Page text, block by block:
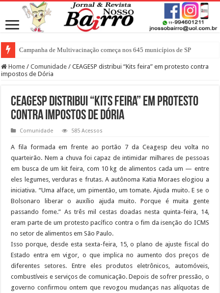
Campanha de Multivacinação começa nos 645 municípios de SP
Home / Comunidade / CEAGESP distribui “Kits feira” em protesto contra
impostos de Dória
CEAGESP distribui “Kits feira” em protesto
contra impostos de Dória
Comunidade 585 Acessos
A fila formada em frente ao portão 7 da Ceagesp deu volta no
quarteirão. Nem a chuva foi capaz de intimidar milhares de pessoas
em busca de um kit feira, com 10 kg de alimentos cada um — entre
eles legumes, verduras e frutas. A autônoma Katia Moraes elogiou a
iniciativa. “Uma alface, um pimentão, um tomate. Ajuda muito. E se o
Bolsonaro liberar o auxílio ajuda muito. Porque é muita gente
passando fome.” As três mil cestas doadas nesta quinta-feira, 14,
eram parte de um protesto pacífico contra o fim da isenção do ICMS
no setor de alimentos em São Paulo.
Isso porque, desde esta sexta-feira, 15, o plano de ajuste fiscal do
Estado entra em vigor, o que implica no aumento dos preços de
diferentes setores. Entre eles produtos eletrônicos, automóveis,
combustíveis e serviços de comunicação. Depois de sofrer pressão, o
governo confirmou ontem que revogou mudanças nas alíquotas de